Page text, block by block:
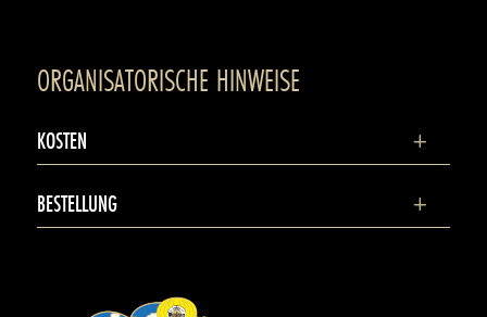
ORGANISATORISCHE HINWEISE
KOSTEN
BESTELLUNG